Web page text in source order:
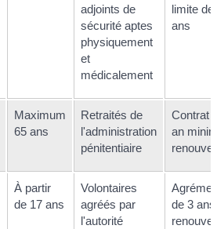
adjoints de
sécurité aptes
physiquement
et
médicalement
limite de
ans
Maximum
65 ans
Retraités de
l'administration
pénitentiaire
Contrat
an
À partir
de 17 ans
Volontaires
agréés par
l'autorité
de 3 ans